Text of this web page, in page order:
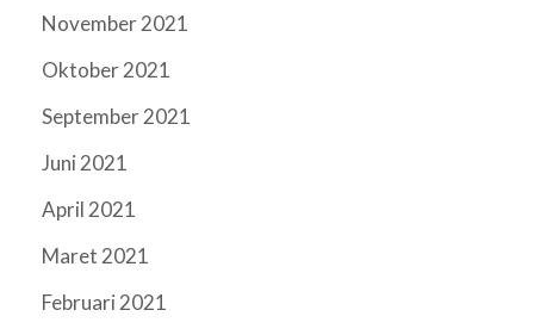
November 2021
Oktober 2021
September 2021
Juni 2021
April 2021
Maret 2021
Februari 2021